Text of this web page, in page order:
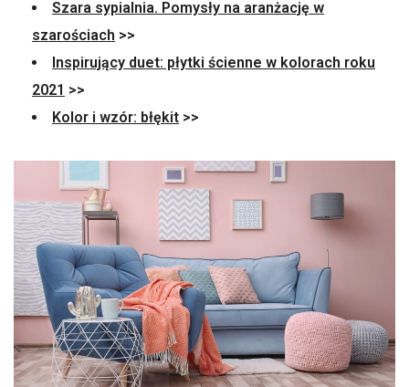
Szara sypialnia. Pomysły na aranżację w
szarościach >>
Inspirujący duet: płytki ścienne w kolorach roku
2021 >>
Kolor i wzór: błękit >>